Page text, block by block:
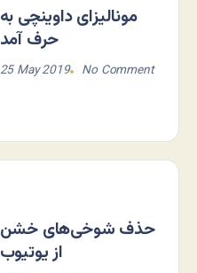
مونالیزای داوینچی به
حرف آمد
25 May 2019 No Comment
حذف شوخی‌های خشن
از یوتیوب